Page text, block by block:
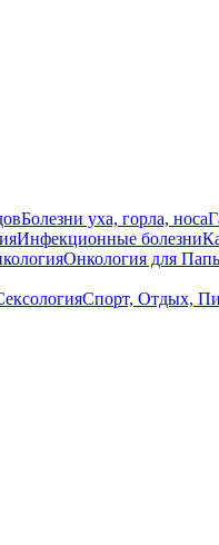
Болезни уха, горла, носа
Инфекционные болезни
Онкология для
Спорт, Отдых,